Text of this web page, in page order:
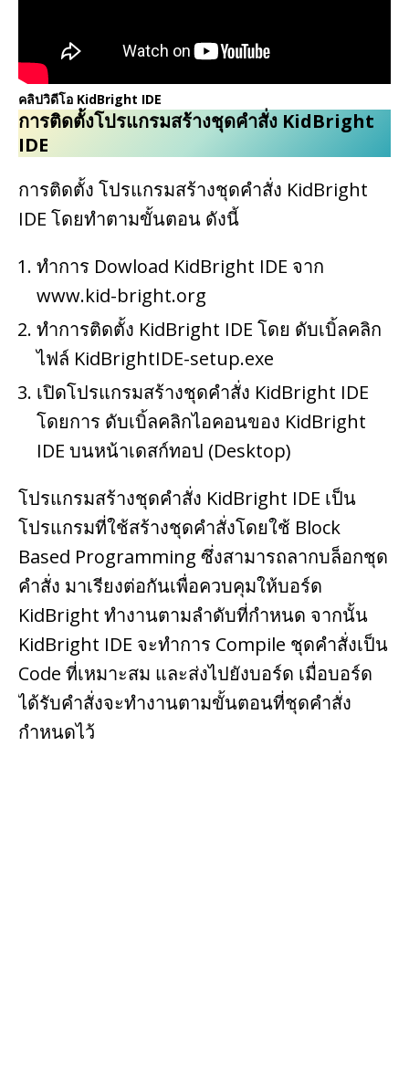
คลิปวิดีโอ KidBright IDE
การติดตั้งโปรแกรมสร้างชุดคำสั่ง KidBright
IDE
การติดตั้ง โปรแกรมสร้างชุดคำสั่ง KidBright
IDE โดยทำตามขั้นตอน ดังนี้
ทำการ Dowload KidBright IDE จาก
www.kid-bright.org
ทำการติดตั้ง KidBright IDE โดย ดับเบิ้ลคลิก
ไฟล์ KidBrightIDE-setup.exe
เปิดโปรแกรมสร้างชุดคำสั่ง KidBright IDE
โดยการ ดับเบิ้ลคลิกไอคอนของ KidBright
IDE บนหน้าเดสก์ทอป (Desktop)
โปรแกรมสร้างชุดคำสั่ง KidBright IDE เป็น
โปรแกรมที่ใช้สร้างชุดคำสั่งโดยใช้ Block
Based Programming ซึ่งสามารถลากบล็อกชุด
คำสั่ง มาเรียงต่อกันเพื่อควบคุมให้บอร์ด
KidBright ทำงานตามลำดับที่กำหนด จากนั้น
KidBright IDE จะทำการ Compile ชุดคำสั่งเป็น
Code ที่เหมาะสม และส่งไปยังบอร์ด เมื่อบอร์ด
ได้รับคำสั่งจะทำงานตามขั้นตอนที่ชุดคำสั่ง
กำหนดไว้